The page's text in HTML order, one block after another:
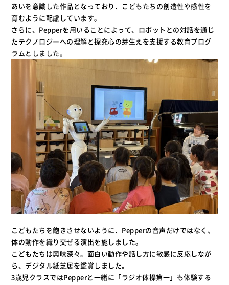
あいを意識した作品となっており、こどもたちの創造性や感性を
育むように配慮しています。
さらに、Pepperを用いることによって、ロボットとの対話を通じ
たテクノロジーへの理解と探究心の芽生えを支援する教育プログ
ラムとしました。
こどもたちを飽きさせないように、Pepperの音声だけではなく、
体の動作を織り交ぜる演出を施しました。
こどもたちは興味深々。面白い動作や話し方に敏感に反応しなが
ら、デジタル紙芝居を鑑賞しました。
3歳児クラスではPepperと一緒に「ラジオ体操第一」も体験する